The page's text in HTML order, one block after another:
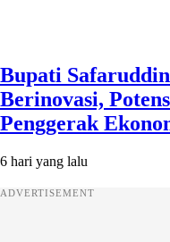
Bupati
Berinovasi,
Penggerak
6 hari yang lalu
ADVERTISEMENT